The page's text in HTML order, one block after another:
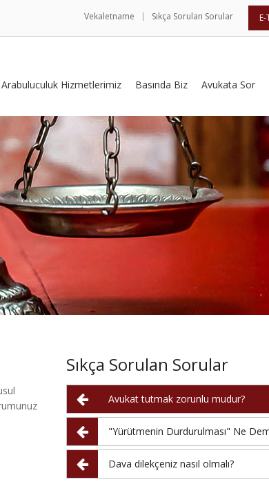
Vekaletname Sıkça Sorulan Sorular
Arabuluculuk Hizmetlerimiz Basında Biz Avukata Sor
Sıkça Sorulan Sorular
Avukat tutmak zorunlu mudur?
"Yürütmenin Durdurulması" Ne
Dava dilekçeniz nasıl olmalı?